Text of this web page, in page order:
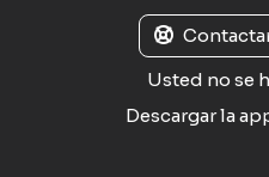
Usted no se
Descargar la